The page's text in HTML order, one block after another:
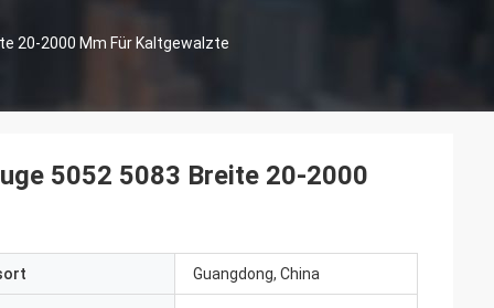
20-2000 Mm Für Kaltgewalzte
5052 5083 Breite 20-2000
Guangdong, China